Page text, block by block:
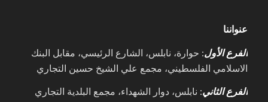
عنواننا
الفرع الأول: حوارة، نابلس، الشارع الرئيسي، مقابل البنك
الاسلامي الفلسطيني، مجمع علي الشيخ حسين التجاري
الفرع الثاني: نابلس، دوار الشهداء، مجمع البلدية التجاري